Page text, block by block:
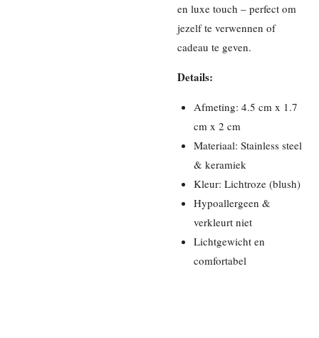
en luxe touch – perfect om
jezelf te verwennen of
cadeau te geven.
Details:
Afmeting: 4.5 cm x 1.7
cm x 2 cm
Materiaal: Stainless steel
& keramiek
Kleur: Lichtroze (blush)
Hypoallergeen &
verkleurt niet
Lichtgewicht en
comfortabel